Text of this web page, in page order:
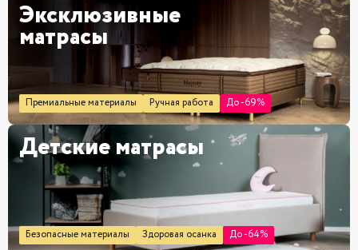
Эксклюзивные
матрасы
Премиальные материалы Ручная работа До -69%
Детские матрасы
Безопасные материалы Здоровая осанка До -64%